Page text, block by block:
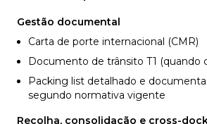
Gestão documental
Carta de porte internacional (CMR)
Documento de trânsito T1 (quando
Packing list detalhado e
segundo normativa vigente
Recolha, consolidação e cross-